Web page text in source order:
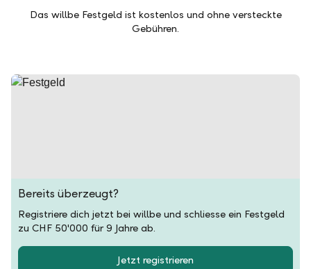
Das willbe Festgeld ist kostenlos und ohne versteckte
Gebühren.
Bereits überzeugt?
Registriere dich jetzt bei willbe und schliesse ein Festgeld
zu CHF 50'000 für 9 Jahre ab.
Jetzt registrieren